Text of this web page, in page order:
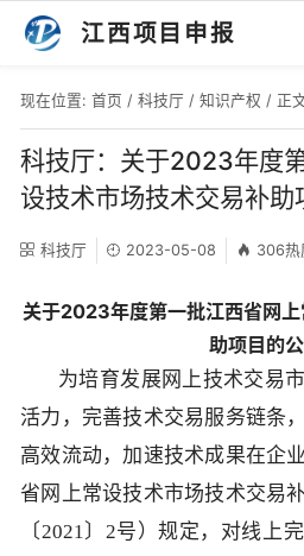
江西项目申报
现在位置: 首页 / 科技厅 / 知识产权 / 正
科技厅：关于2023年度
设技术市场技术交易补助
科技厅 2023-05-08 306热
关于2023年度第一批江西省网
助项目的
为培育发展网上技术交易
活力，完善技术交易服务链条
高效流动，加速技术成果在企
省网上常设技术市场技术交易
〔2021〕2号）规定，对线上